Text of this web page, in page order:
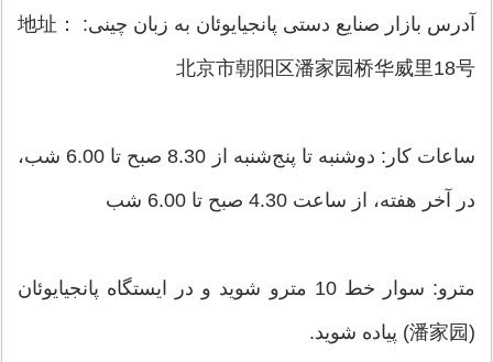
آدرس بازار صنایع دستی پانجیایوئان به زبان چینی: 地址：
北京市朝阳区潘家园桥华威里18号
ساعات کار: دوشنبه تا پنج‌شنبه از 8.30 صبح تا 6.00 شب،
در آخر هفته، از ساعت 4.30 صبح تا 6.00 شب
مترو: سوار خط 10 مترو شوید و در ایستگاه پانجیایوئان
(潘家园) پیاده شوید.